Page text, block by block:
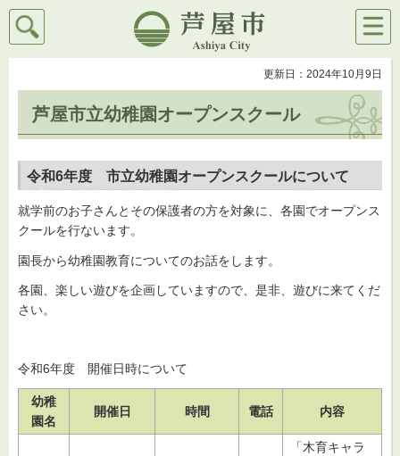
芦屋市
検索
メニ
ュー
更新日：2024年10月9日
芦屋市立幼稚園オープンスクール
令和6年度 市立幼稚園オープンスクールについて
就学前のお子さんとその保護者の方を対象に、各園でオープンス
クールを行ないます。
園長から幼稚園教育についてのお話をします。
各園、楽しい遊びを企画していますので、是非、遊びに来てくだ
さい。
令和6年度 開催日時について
幼稚
園名
開催日 時間 電話 内容
「木育キャラ